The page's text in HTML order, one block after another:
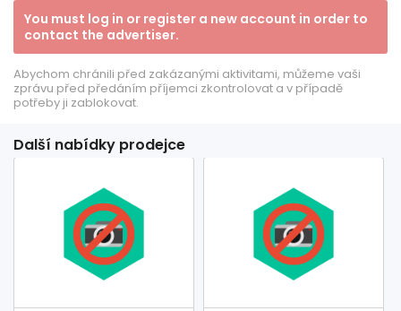
You must log in or register a new account in order to
contact the advertiser.
Abychom chránili před zakázanými aktivitami, můžeme vaši
zprávu před předáním příjemci zkontrolovat a v případě
potřeby ji zablokovat.
Další nabídky prodejce